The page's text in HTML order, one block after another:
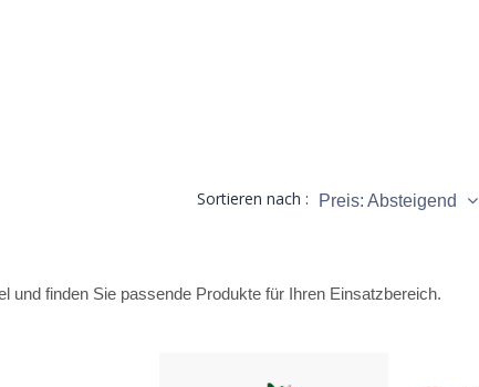
Sortieren nach : Preis: Absteigend
und finden Sie passende Produkte für Ihren Einsatzbereich.